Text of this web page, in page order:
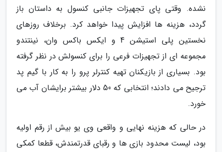
نشده. وقتی پای تجهیزات جانبی کنسول به داستان باز
گردد، هزینه ها افزایش پیدا خواهد کرد. برخلاف روزهای
نخستین پلی استیشن 4 و ایکس باکس وان، نینتندو
مجموعه ای از تجهیزات فرعی را برای کنسولش در نظر گرفته
بود. بسیاری از بازیکنان تهیه کنترلر پرو را به کار با گیم پد
ترجیح می دادند؛ انتخابی که 50 دلار بیشتر برایشان آب می
خورد.
در حالی که هزینه نهایی و واقعی وی یو بیش از رقم اولیه
بود، لیست محدود بازی ها و رقبای قدرتمندش، قطعا کمکی